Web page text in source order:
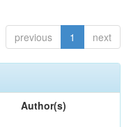
previous 1 next
Author(s)